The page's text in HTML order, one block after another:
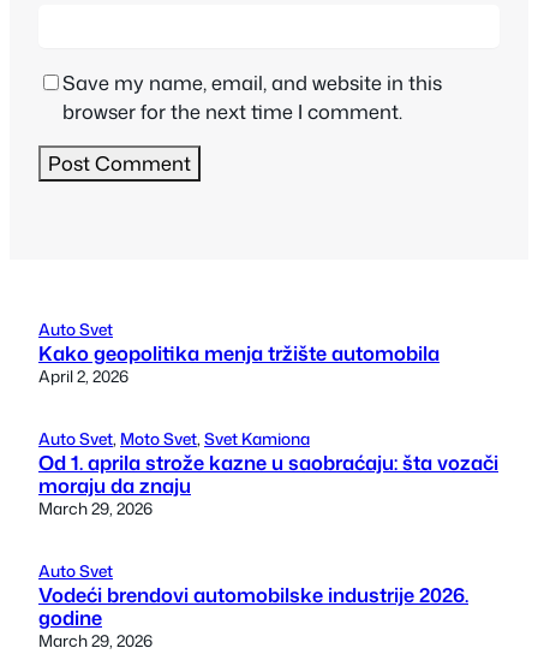
Save my name, email, and website in this
browser for the next time I comment.
Auto Svet
Kako geopolitika menja tržište automobila
April 2, 2026
Auto Svet, Moto Svet, Svet Kamiona
Od 1. aprila strože kazne u saobraćaju: šta vozači
moraju da znaju
March 29, 2026
Auto Svet
Vodeći brendovi automobilske industrije 2026.
godine
March 29, 2026